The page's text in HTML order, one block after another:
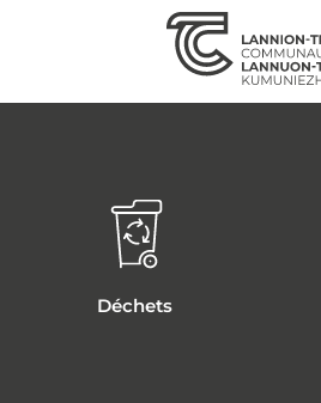
ACCÈS
Déchets